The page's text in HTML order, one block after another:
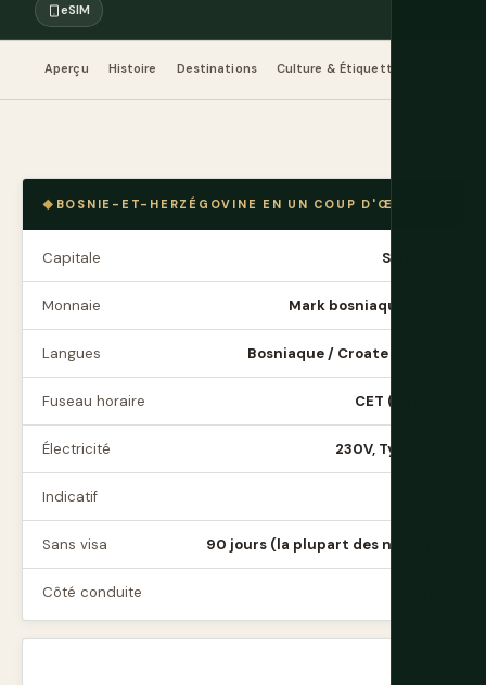
eSIM
Aperçu Histoire Destinations Culture & Étiquette
BOSNIE-ET-HERZÉGOVINE EN UN COUP D'ŒIL
Capitale Sarajevo
Monnaie Mark bosniaque (KM)
Langues Bosniaque / Croate / Serbe
Fuseau horaire CET (UTC+1)
Électricité 230V, Type C/F
Indicatif
Sans visa 90 jours (la plupart des nations)
Côté conduite